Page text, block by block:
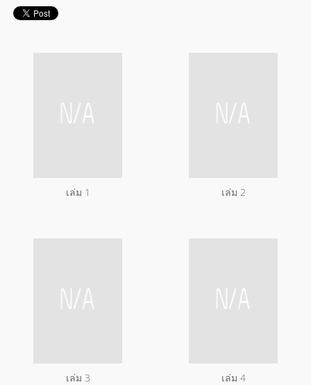
เล่ม 1 เล่ม 2
เล่ม 3 เล่ม 4